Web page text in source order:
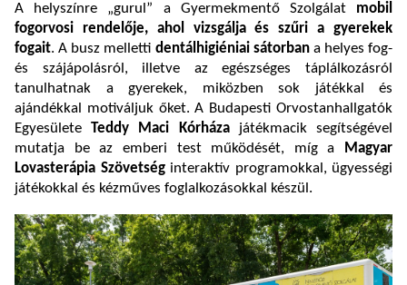
A helyszínre „gurul” a Gyermekmentő Szolgálat mobil
fogorvosi rendelője, ahol vizsgálja és szűri a gyerekek
fogait. A busz melletti dentálhigiéniai sátorban a helyes fog-
és szájápolásról, illetve az egészséges táplálkozásról
tanulhatnak a gyerekek, miközben sok játékkal és
ajándékkal motiváljuk őket. A Budapesti Orvostanhallgatók
EgyesületeTeddy Maci Kórházajátékmacik segítségével
mutatja be az emberi test működését, míg a
Magyar
Lovasterápia Szövetséginteraktív programokkal, ügyességi
játékokkal és kézműves foglalkozásokkal készül.